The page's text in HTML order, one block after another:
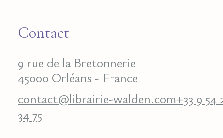
Contact
9 rue de la Bretonnerie
45000 Orléans - France
contact@librairie-walden.com+33 9 54
34 75